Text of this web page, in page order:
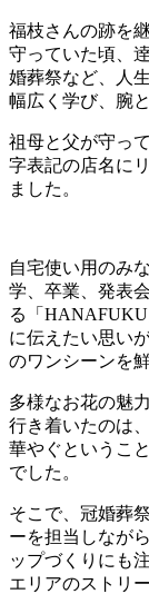
福枝さんの跡を
守っていた頃、
婚葬祭など、人
幅広く学び、腕
祖母と父が守っ
字表記の店名に
ました。
自宅使い用のみ
学、卒業、発表
る「
に伝えたい思い
のワンシーンを
多様なお花の魅
行き着いたのは
華やぐというこ
でした。
そこで、冠婚葬
ーを担当しなが
ップづくりにも
エリアのストリ